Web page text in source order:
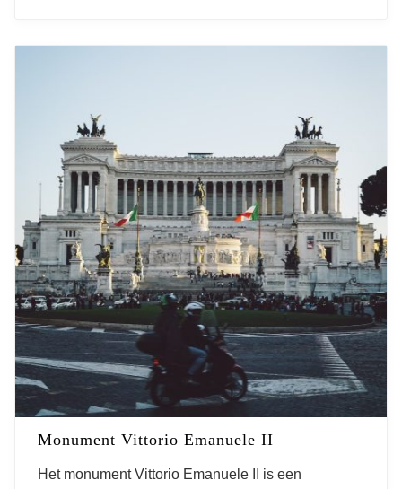
Monument Vittorio Emanuele II
Het monument Vittorio Emanuele II is een